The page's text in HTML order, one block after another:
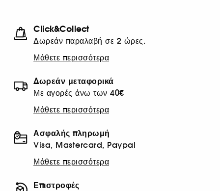
Click&Collect
Δωρεάν παραλαβή σε 2 ώρες.
Μάθετε περισσότερα
Δωρεάν μεταφορικά
Με αγορές άνω των 40€
Μάθετε περισσότερα
Ασφαλής πληρωμή
Visa, Mastercard, Paypal
Μάθετε περισσότερα
Επιστροφές